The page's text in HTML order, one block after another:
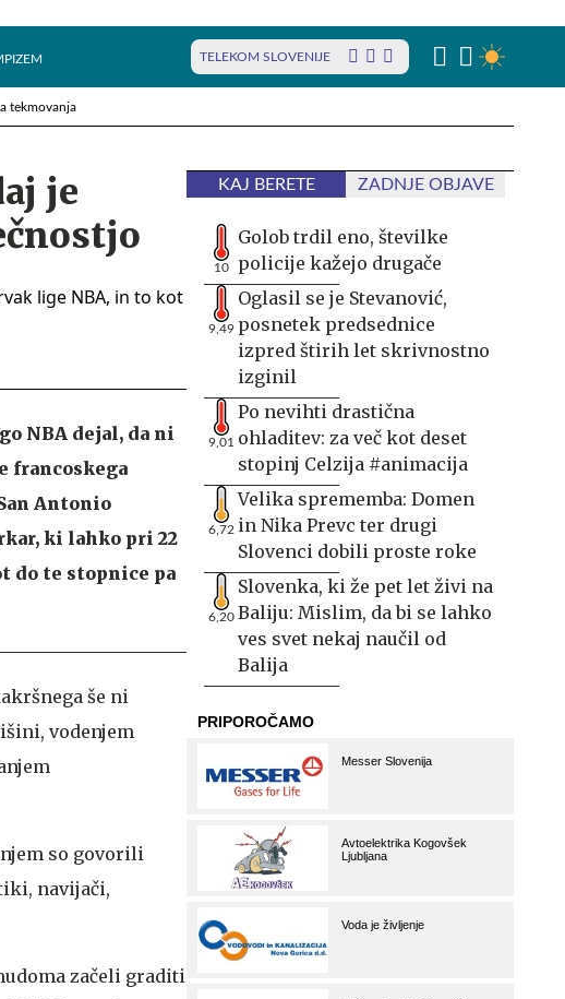
tekmovanja
TELEKOM SLOVENIJE
je
NBA dejal, da ni
francoskega
Antonio
ki lahko pri 22
do te stopnice pa
še ni
vodenjem
so govorili
navijači,
začeli graditi
KAJ BERETE ZADNJE OBJAVE
10
Golob trdil eno, številke
policije kažejo drugače
9,49
Oglasil se je Stevanović,
posnetek predsednice
izpred štirih let skrivnostno
izginil
9,01
Po nevihti drastična
ohladitev: za več kot deset
stopinj Celzija #animacija
6,72
Velika sprememba: Domen
in Nika Prevc ter drugi
Slovenci dobili proste roke
6,20
Slovenka, ki že pet let živi na
Baliju: Mislim, da bi se lahko
ves svet nekaj naučil od
Balija